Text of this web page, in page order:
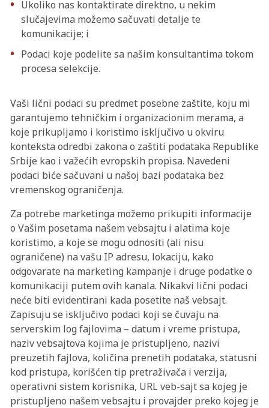
Ukoliko nas kontaktirate direktno, u nekim
slučajevima možemo sačuvati detalje te
komunikacije; i
Podaci koje podelite sa našim konsultantima tokom
procesa selekcije.
Vaši lični podaci su predmet posebne zaštite, koju mi
garantujemo tehničkim i organizacionim merama, a
koje prikupljamo i koristimo isključivo u okviru
konteksta odredbi zakona o zaštiti podataka Republike
Srbije kao i važećih evropskih propisa. Navedeni
podaci biće sačuvani u našoj bazi podataka bez
vremenskog ograničenja.
Za potrebe marketinga možemo prikupiti informacije
o Vašim posetama našem vebsajtu i alatima koje
koristimo, a koje se mogu odnositi (ali nisu
ograničene) na vašu IP adresu, lokaciju, kako
odgovarate na marketing kampanje i druge podatke o
komunikaciji putem ovih kanala. Nikakvi lični podaci
neće biti evidentirani kada posetite naš vebsajt.
Zapisuju se isključivo podaci koji se čuvaju na
serverskim log fajlovima – datum i vreme pristupa,
naziv vebsajtova kojima je pristupljeno, nazivi
preuzetih fajlova, količina prenetih podataka, statusni
kod pristupa, korišćen tip pretraživača i verzija,
operativni sistem korisnika, URL veb-sajt sa kojeg je
pristupljeno našem vebsajtu i provajder preko kojeg je